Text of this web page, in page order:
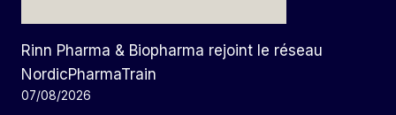
Rinn Pharma & Biopharma rejoint le réseau
NordicPharmaTrain
07/08/2026